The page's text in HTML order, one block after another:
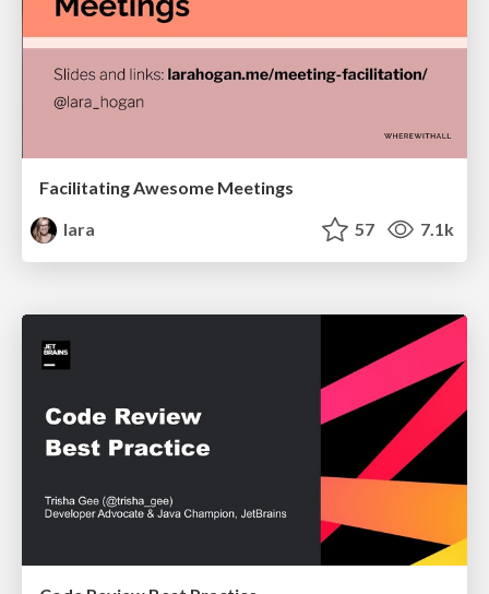
Facilitating Awesome Meetings
lara
57 7.1k